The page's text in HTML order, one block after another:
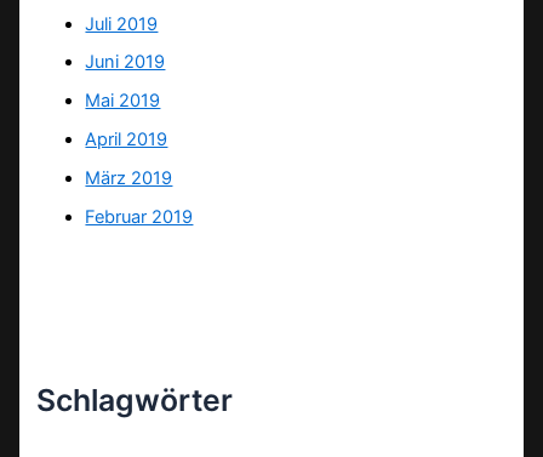
Juli 2019
Juni 2019
Mai 2019
April 2019
März 2019
Februar 2019
Schlagwörter